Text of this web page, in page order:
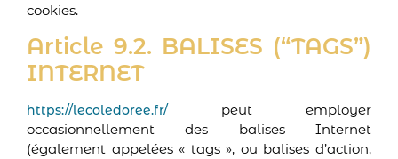
cookies.
Article 9.2. BALISES (“TAGS”)
INTERNET
https://lecoledoree.fr/ peut employer
occasionnellement des balises Internet
(également appelées « tags », ou balises d’action,